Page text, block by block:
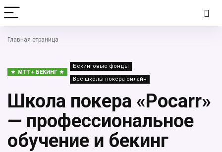
Главная страница
MTT + БЕКИНГ
Бекинговые фонды
Все школы покера онлайн
Школа покера «Pocarr»
— профессиональное
обучение и бекинг